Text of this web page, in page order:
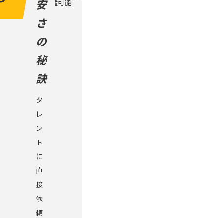
安
さ
の
秘
訣
タ
レ
ン
ト
に
直
接
依
頼